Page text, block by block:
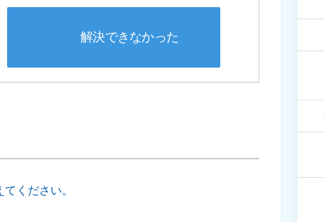
解決できなかった
ください。